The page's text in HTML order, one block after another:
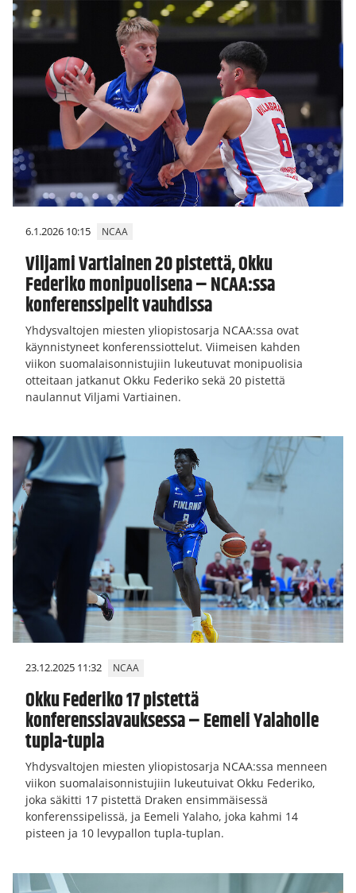
6.1.2026 10:15 NCAA
Viljami Vartiainen 20 pistettä, Okku
Federiko monipuolisena – NCAA:ssa
konferenssipelit vauhdissa
Yhdysvaltojen miesten yliopistosarja NCAA:ssa ovat
käynnistyneet konferenssiottelut. Viimeisen kahden
viikon suomalaisonnistujiin lukeutuvat monipuolisia
otteitaan jatkanut Okku Federiko sekä 20 pistettä
naulannut Viljami Vartiainen.
23.12.2025 11:32 NCAA
Okku Federiko 17 pistettä
konferenssiavauksessa – Eemeli Yalaholle
tupla-tupla
Yhdysvaltojen miesten yliopistosarja NCAA:ssa menneen
viikon suomalaisonnistujiin lukeutuivat Okku Federiko,
joka säkitti 17 pistettä Draken ensimmäisessä
konferenssipelissä, ja Eemeli Yalaho, joka kahmi 14
pisteen ja 10 levypallon tupla-tuplan.